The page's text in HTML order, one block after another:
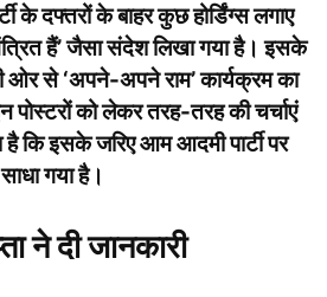
दफ्तरों के बाहर कुछ होर्डिंग्स लगाए
हैं’ जैसा संदेश लिखा गया है। इसके
ओर से ‘अपने-अपने राम’ कार्यक्रम का
पोस्टरों को लेकर तरह-तरह की चर्चाएं
है कि इसके जरिए आम आदमी पार्टी पर
गया है।
ने दी जानकारी